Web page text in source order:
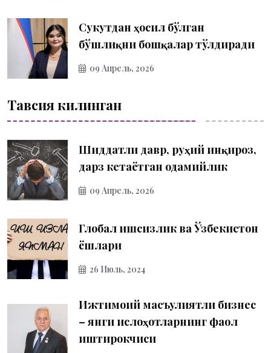
Сукутдан ҳосил бўлган
бўшлиқни бошқалар тўлдиради
09 Апрель, 2026
Тавсия килинган
Шиддатли давр, руҳий инқироз,
дарз кетаётган одамийлик
09 Апрель, 2026
Глобал ишсизлик ва Ўзбекистон
ёшлари
26 Июль, 2024
Ижтимоий масъулиятли бизнес
– янги ислоҳотларнинг фаол
иштирокчиси